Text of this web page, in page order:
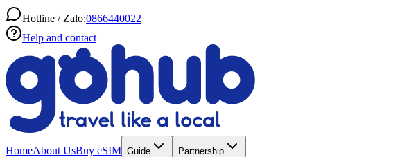
Hotline / Zalo:0866440022
Help and contact
HomeAbout UsBuy eSIM Guide Partnership